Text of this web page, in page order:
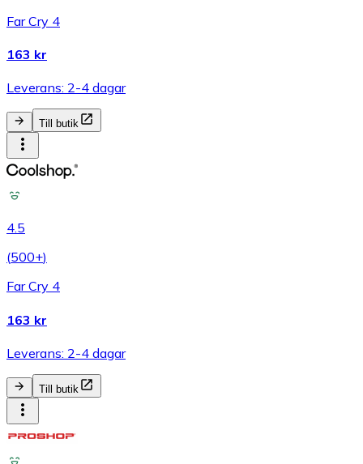
Far Cry 4
163 kr
Leverans: 2-4 dagar
Till butik
4.5
(500+)
Far Cry 4
163 kr
Leverans: 2-4 dagar
Till butik